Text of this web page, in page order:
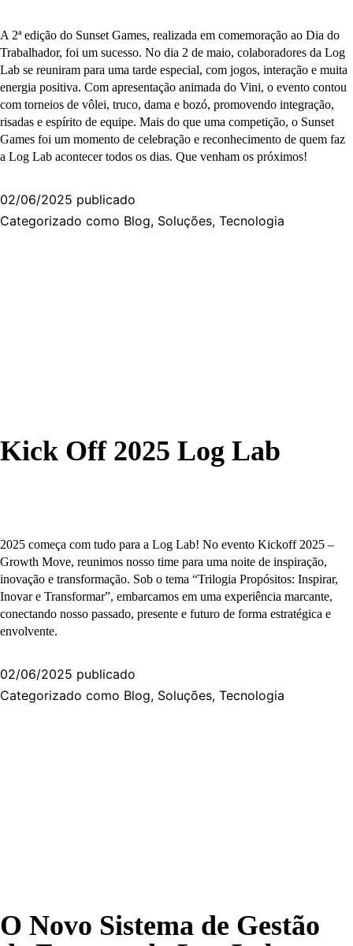
A 2ª edição do Sunset Games, realizada em comemoração ao Dia do
Trabalhador, foi um sucesso. No dia 2 de maio, colaboradores da Log
Lab se reuniram para uma tarde especial, com jogos, interação e muita
energia positiva. Com apresentação animada do Vini, o evento contou
com torneios de vôlei, truco, dama e bozó, promovendo integração,
risadas e espírito de equipe. Mais do que uma competição, o Sunset
Games foi um momento de celebração e reconhecimento de quem faz
a Log Lab acontecer todos os dias. Que venham os próximos!
02/06/2025 publicado
Categorizado como Blog, Soluções, Tecnologia
Kick Off 2025 Log Lab
2025 começa com tudo para a Log Lab! No evento Kickoff 2025 –
Growth Move, reunimos nosso time para uma noite de inspiração,
inovação e transformação. Sob o tema “Trilogia Propósitos: Inspirar,
Inovar e Transformar”, embarcamos em uma experiência marcante,
conectando nosso passado, presente e futuro de forma estratégica e
envolvente.
02/06/2025 publicado
Categorizado como Blog, Soluções, Tecnologia
O Novo Sistema de Gestão